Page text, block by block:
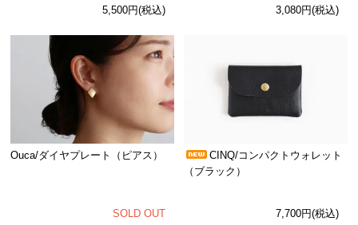
5,500円(税込) 3,080円(税込)
Ouca/ダイヤプレート（ピアス）
SOLD OUT
CINQ/コンパクトウォレット
（ブラック）
7,700円(税込)